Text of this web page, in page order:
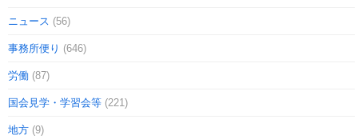
ニュース (56)
事務所便り (646)
労働 (87)
国会見学・学習会等 (221)
地方 (9)